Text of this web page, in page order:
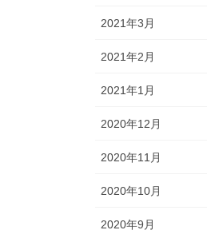
2021年3月
2021年2月
2021年1月
2020年12月
2020年11月
2020年10月
2020年9月